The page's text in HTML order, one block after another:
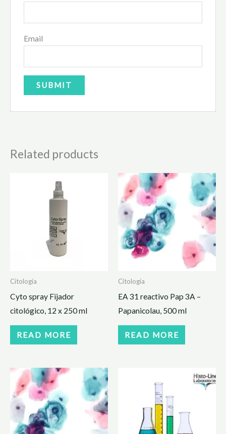
Email
Related products
Citología
Cyto spray Fijador
citológico, 12 x 250 ml
READ MORE
Citología
EA 31 reactivo Pap 3A –
Papanicolau, 500 ml
READ MORE